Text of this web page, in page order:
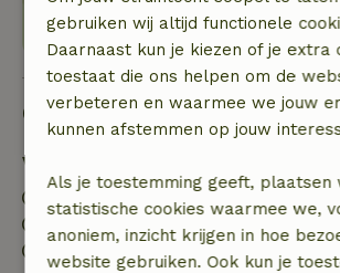
Goed om te weten
Verblijfdetails
Inchecken: 15:00- 22:00
Uitchecken: 07:00- 11:00
Contactloos verblijf mogelijk
gebruiken wij altijd functionele
Daarnaast kun je kiezen of je extra
toestaat die ons helpen om de
verbeteren en waarmee we jouw
kunnen afstemmen op jouw
Als je toestemming geeft, plaatsen
statistische cookies waarmee we,
anoniem, inzicht krijgen in hoe
website gebruiken. Ook kun je